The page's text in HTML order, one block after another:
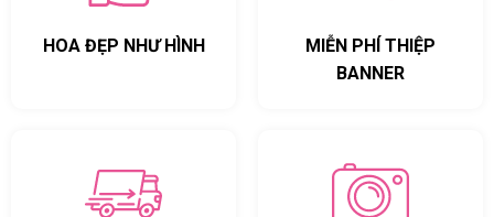
HOA ĐẸP NHƯ HÌNH
MIỄN PHÍ THIỆP
BANNER